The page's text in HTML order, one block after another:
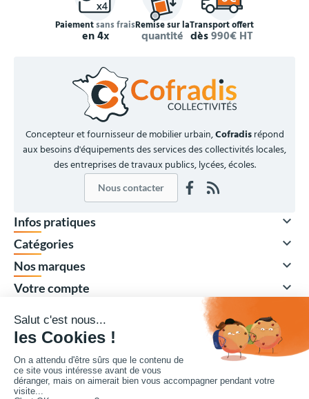
Paiementsans frais
en 4x
Remise sur la
quantité
Transport offert
dès990€ HT
Concepteur et fournisseur de mobilier urbain,Cofradisrépond
aux besoins d'équipements des services des collectivités locales,
des entreprises de travaux publics, lycées, écoles.
Nous contacter
Infos pratiques 
Catégories 
Nos marques 
Votre compte 
Vos achats collectivités en ligne sécurisés 7 J/7